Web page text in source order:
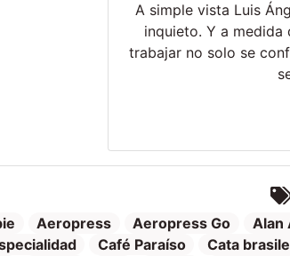
A simple vista Luis
inquieto. Y a
trabajar no solo se
Aeropress Aeropress Go Alan
Café Paraíso Cata